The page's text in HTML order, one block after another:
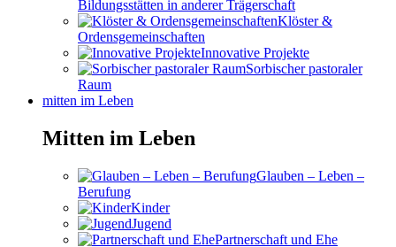
Bildungsstätten in anderer Trägerschaft
Klöster &
Ordensgemeinschaften
Innovative Projekte
Sorbischer pastoraler
Raum
mitten im Leben
Mitten im Leben
Glauben – Leben –
Berufung
Kinder
Jugend
Partnerschaft und Ehe